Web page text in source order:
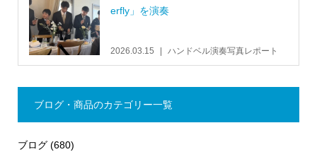
erfly」を演奏
2026.03.15 ハンドベル演奏写真レポート
ブログ・商品のカテゴリー一覧
ブログ(680)